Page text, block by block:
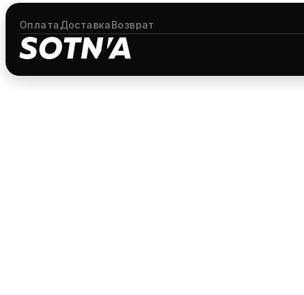
ОплатаДоставкаВозврат